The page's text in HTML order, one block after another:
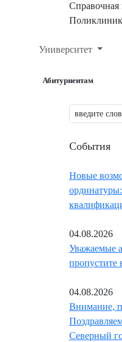
Справочная
Университет
Абитуриентам
События
Новые
04.08.2026
Уважаемые
пропустите
04.08.2026
Внимание,
Северный